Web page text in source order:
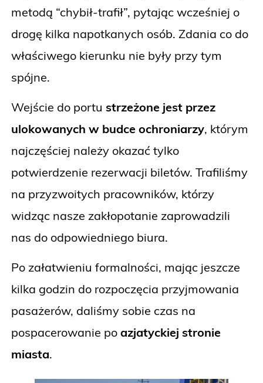
metodą “chybił-trafił”, pytając wcześniej o
drogę kilka napotkanych osób. Zdania co do
właściwego kierunku nie były przy tym
spójne.
Wejście do portu strzeżone jest przez
ulokowanych w budce ochroniarzy, którym
najczęściej należy okazać tylko
potwierdzenie rezerwacji biletów. Trafiliśmy
na przyzwoitych pracowników, którzy
widząc nasze zakłopotanie zaprowadzili
nas do odpowiedniego biura.
Po załatwieniu formalności, mając jeszcze
kilka godzin do rozpoczęcia przyjmowania
pasażerów, daliśmy sobie czas na
pospacerowanie po azjatyckiej stronie
miasta.